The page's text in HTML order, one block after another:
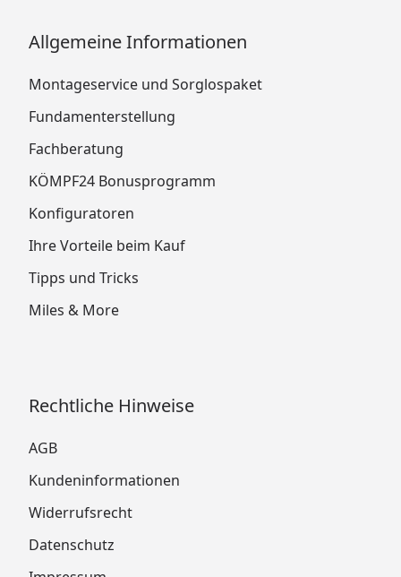
Allgemeine Informationen
Montageservice und Sorglospaket
Fundamenterstellung
Fachberatung
KÖMPF24 Bonusprogramm
Konfiguratoren
Ihre Vorteile beim Kauf
Tipps und Tricks
Miles & More
Rechtliche Hinweise
AGB
Kundeninformationen
Widerrufsrecht
Datenschutz